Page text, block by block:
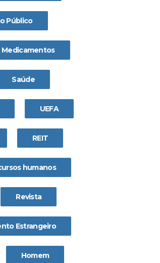
Público
Medicamentos
Saúde
UEFA
REIT
humanos
Revista
Estrangeiro
Homem